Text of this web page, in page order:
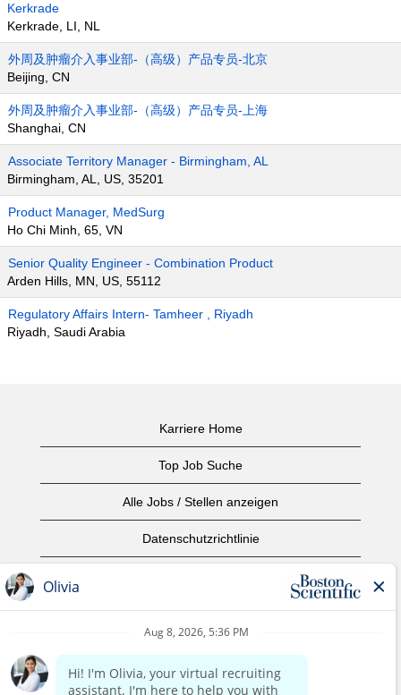
Kerkrade
Kerkrade, LI, NL
外周及肿瘤介入事业部-（高级）产品专员-北京
Beijing, CN
外周及肿瘤介入事业部-（高级）产品专员-上海
Shanghai, CN
Associate Territory Manager - Birmingham, AL
Birmingham, AL, US, 35201
Product Manager, MedSurg
Ho Chi Minh, 65, VN
Senior Quality Engineer - Combination Product
Arden Hills, MN, US, 55112
Regulatory Affairs Intern- Tamheer , Riyadh
Riyadh, Saudi Arabia
Karriere Home
Top Job Suche
Alle Jobs / Stellen anzeigen
Datenschutzrichtlinie
Urheberrecht
home page